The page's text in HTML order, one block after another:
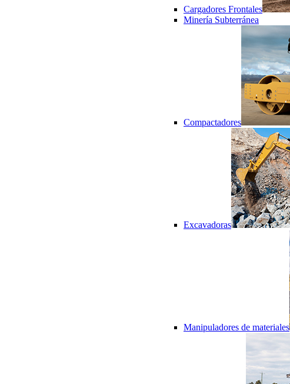
Cargadores Frontales
Minería Subterránea
Compactadores
Excavadoras
Manipuladores de materiales